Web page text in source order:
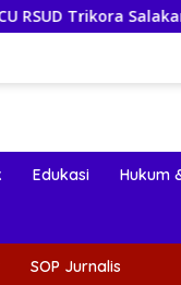
Dimulai,
Edukasi Hukum
SOP Jurnalis